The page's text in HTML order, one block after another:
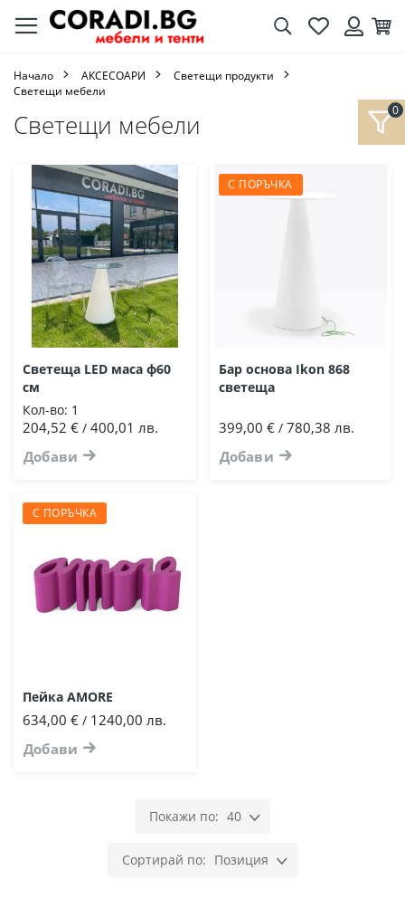
ТърсенеЛюбими
Начало AКСЕСОАРИ
Светещи продукти
Светещи мебели
Светещи мебели
Светеща LED маса ф60
см
Кол-во: 1
204,52 € / 400,01 лв.
Добави
С ПОРЪЧКА
Бар основа Ikon 868
светеща
399,00 €/ 780,38 лв.
Добави
С ПОРЪЧКА
Пейка AMORE
634,00 € / 1240,00 лв.
Добави
40
Позиция